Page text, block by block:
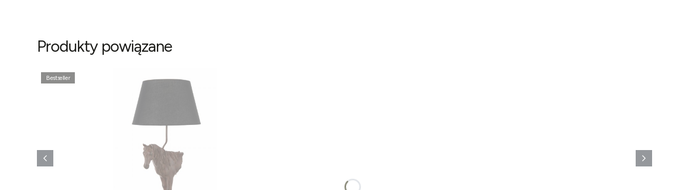
Produkty powiązane
Bestseller